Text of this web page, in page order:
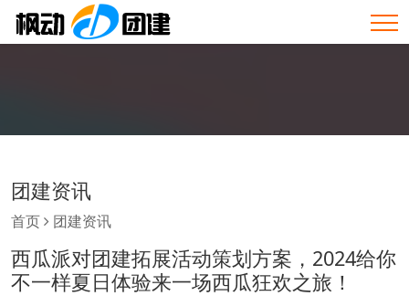
团建资讯
首页 团建资讯
西瓜派对团建拓展活动策划方案，2024给你
不一样夏日体验来一场西瓜狂欢之旅！